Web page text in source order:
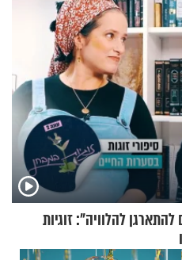
להלוויה": זוגיות